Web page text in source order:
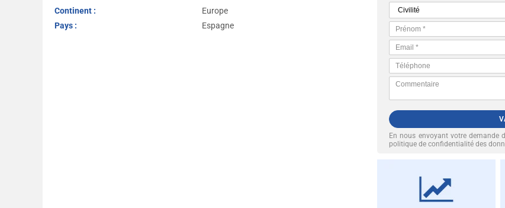
Continent :
Europe
Pays :
Espagne
En nous envoyant votre demande
politique de confidentialité des